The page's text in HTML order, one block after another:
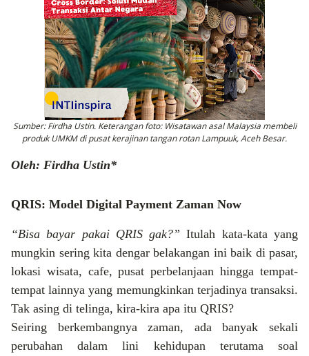
Sumber: Firdha Ustin. Keterangan foto: Wisatawan asal Malaysia membeli
produk UMKM di pusat kerajinan tangan rotan Lampuuk, Aceh Besar.
Oleh: Firdha Ustin*
QRIS: Model Digital Payment Zaman Now
“Bisa bayar pakai QRIS gak?” Itulah kata-kata yang
mungkin sering kita dengar belakangan ini baik di pasar,
lokasi wisata, cafe, pusat perbelanjaan hingga tempat-
tempat lainnya yang memungkinkan terjadinya transaksi.
Tak asing di telinga, kira-kira apa itu QRIS?
Seiring berkembangnya zaman,
ada banyak sekali
perubahan dalam lini kehidupan terutama soal